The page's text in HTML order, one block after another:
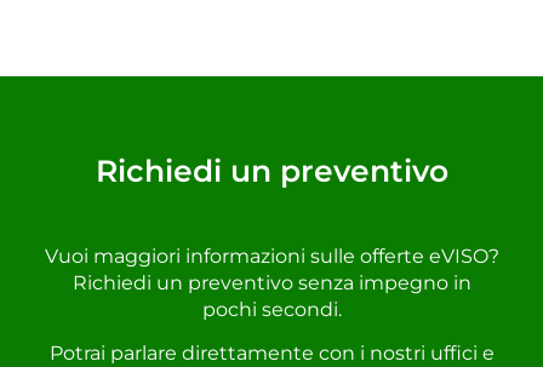
Richiedi un preventivo
Vuoi maggiori informazioni sulle offerte eVISO?
Richiedi un preventivo senza impegno in
pochi secondi.
Potrai parlare direttamente con i nostri uffici e